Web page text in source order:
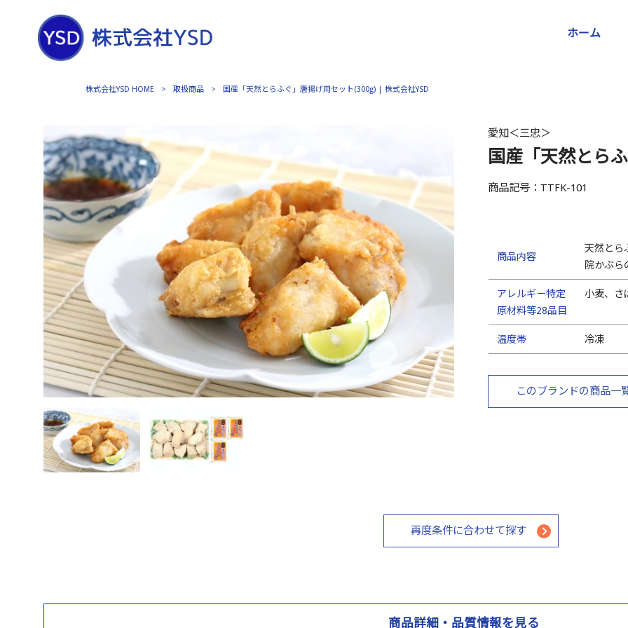
ホーム
株式会社YSD HOME > 取扱商品 > 国産「天然とらふぐ」唐揚げ用セット(300g) | 株式会社YSD
愛知＜三忠＞
国産「天然とら
商品記号：TTFK-101
商品内容
天然とら
院かぶら
アレルギー特定
原材料等28品目
小麦、さ
温度帯 冷凍
このブランドの商品一
再度条件に合わせて探す
商品詳細・品質情報を見る